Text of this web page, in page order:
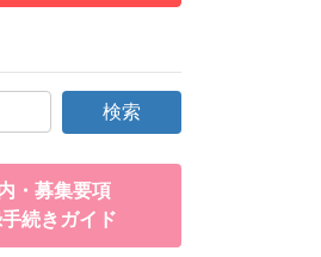
・募集要項
続きガイド